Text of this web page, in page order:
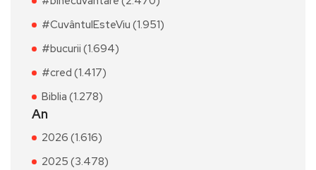
#CuvântulEsteViu (1.951)
#bucurii (1.694)
#cred (1.417)
Biblia (1.278)
An
2026 (1.616)
2025 (3.478)